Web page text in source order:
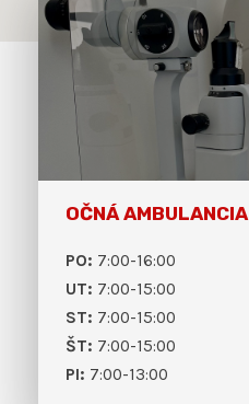
OČNÁ AMBULANCIA
PO: 7:00-16:00
UT: 7:00-15:00
ST: 7:00-15:00
ŠT: 7:00-15:00
PI: 7:00-13:00